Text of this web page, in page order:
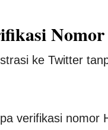
ke Twitter
verifikasi nomor